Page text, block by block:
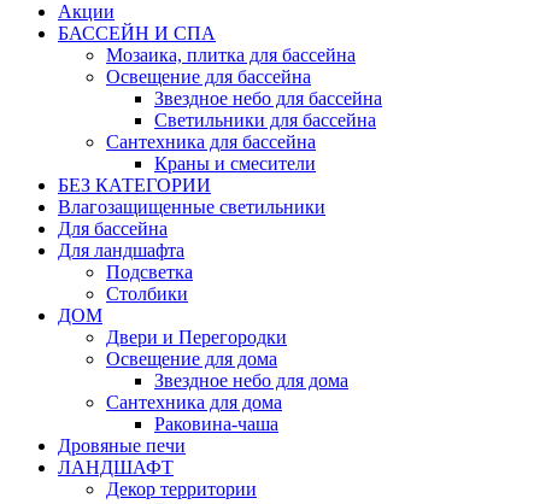
Акции
БАССЕЙН И СПА
Мозаика, плитка для бассейна
Освещение для бассейна
Звездное небо для бассейна
Светильники для бассейна
Сантехника для бассейна
Краны и смесители
БЕЗ КАТЕГОРИИ
Влагозащищенные светильники
Для бассейна
Для ландшафта
Подсветка
Столбики
ДОМ
Двери и Перегородки
Освещение для дома
Звездное небо для дома
Сантехника для дома
Раковина-чаша
Дровяные печи
ЛАНДШАФТ
Декор территории